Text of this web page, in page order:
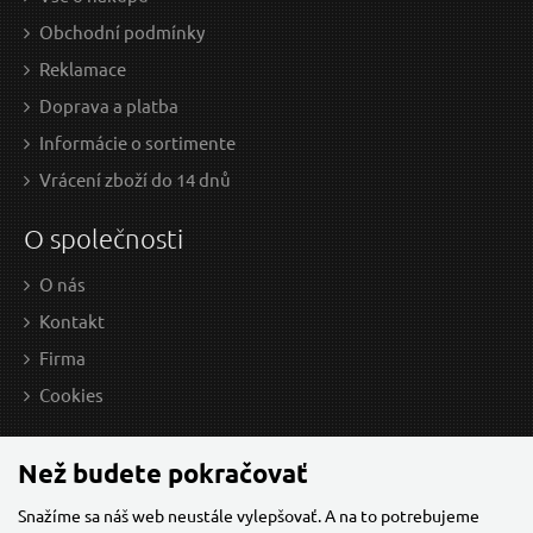
0,45 EUR / Ks
0.37 EUR bez DPH
Obchodní podmínky
Reklamace
Doprava a platba
Informácie o sortimente
Vrácení zboží do 14 dnů
O společnosti
O nás
Kontakt
Firma
Cookies
Než budete pokračovať
Snažíme sa náš web neustále vylepšovať. A na to potrebujeme